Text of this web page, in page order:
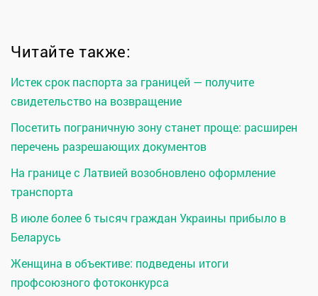
Читайте также:
Истек срок паспорта за границей — получите
свидетельство на возвращение
Посетить пограничную зону станет проще: расширен
перечень разрешающих документов
На границе с Латвией возобновлено оформление
транспорта
В июле более 6 тысяч граждан Украины прибыло в
Беларусь
Женщина в объективе: подведены итоги
профсоюзного фотоконкурса